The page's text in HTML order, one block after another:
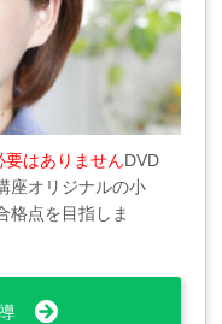
はありませんDVD
座オリジナルの小
格点を目指しま